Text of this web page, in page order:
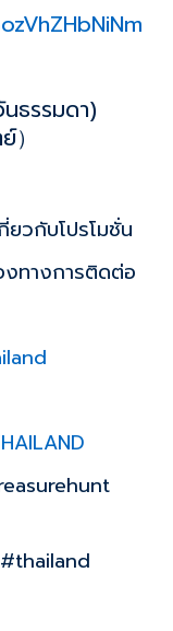
ธรรมดา)
ยวกับโปรโมชั่น
งทางการติดต่อ